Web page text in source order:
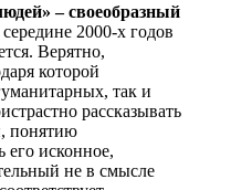
– своеобразный
2000-х годов
Верятно,
которой
так и
рассказывать
понятию
его исконное,
не в смысле